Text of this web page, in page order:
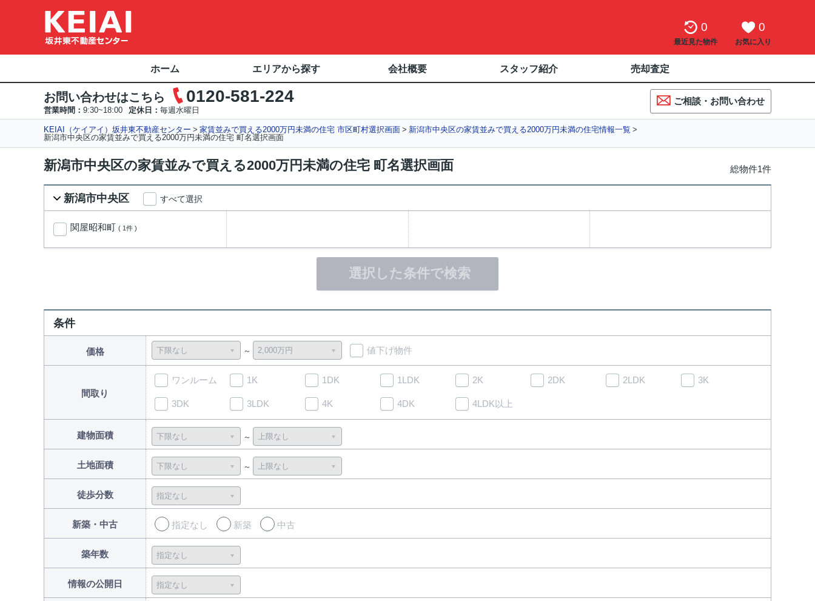
0
最近見た物件
0
お気に入り
ホーム エリアから探す 会社概要 スタッフ紹介 売却査定
お問い合わせはこちら 0120-581-224
営業時間： 9:30~18:00 定休日： 毎週水曜日
ご相談・お問い合わせ
KEIAI（ケイアイ）坂井東不動産センター 家賃並みで買える2000万円未満の住宅 市区町村選択画面
新潟市中央区の家賃並みで買える2000万円未満の住宅情報一覧
新潟市中央区の家賃並みで買える2000万円未満の住宅 町名選択画面
新潟市中央区の家賃並みで買える2000万円未満の住宅 町名選択画面 総物件1件
新潟市中央区 すべて選択
関屋昭和町 ( 1件 )
選択した条件で検索
条件
価格 値下げ物件
間取り
ワンルーム 1K 1DK 1LDK 2K 2DK 2LDK 3K
3DK 3LDK 4K 4DK 4LDK以上
建物面積
土地面積
徒歩分数
新築・中古 指定なし 新築 中古
築年数
情報の公開日